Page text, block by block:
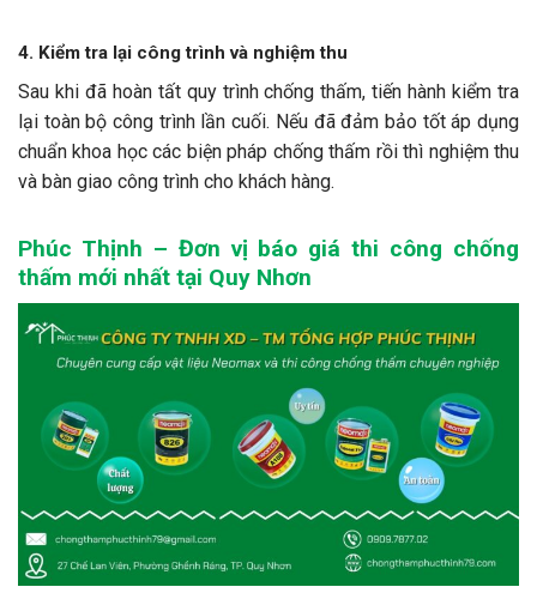
4. Kiểm tra lại công trình và nghiệm thu
Sau khi đã hoàn tất quy trình chống thấm, tiến hành kiểm tra
lại toàn bộ công trình lần cuối. Nếu đã đảm bảo tốt áp dụng
chuẩn khoa học các biện pháp chống thấm rồi thì nghiệm thu
và bàn giao công trình cho khách hàng.
Phúc Thịnh – Đơn vị báo giá thi công chống
thấm mới nhất tại Quy Nhơn